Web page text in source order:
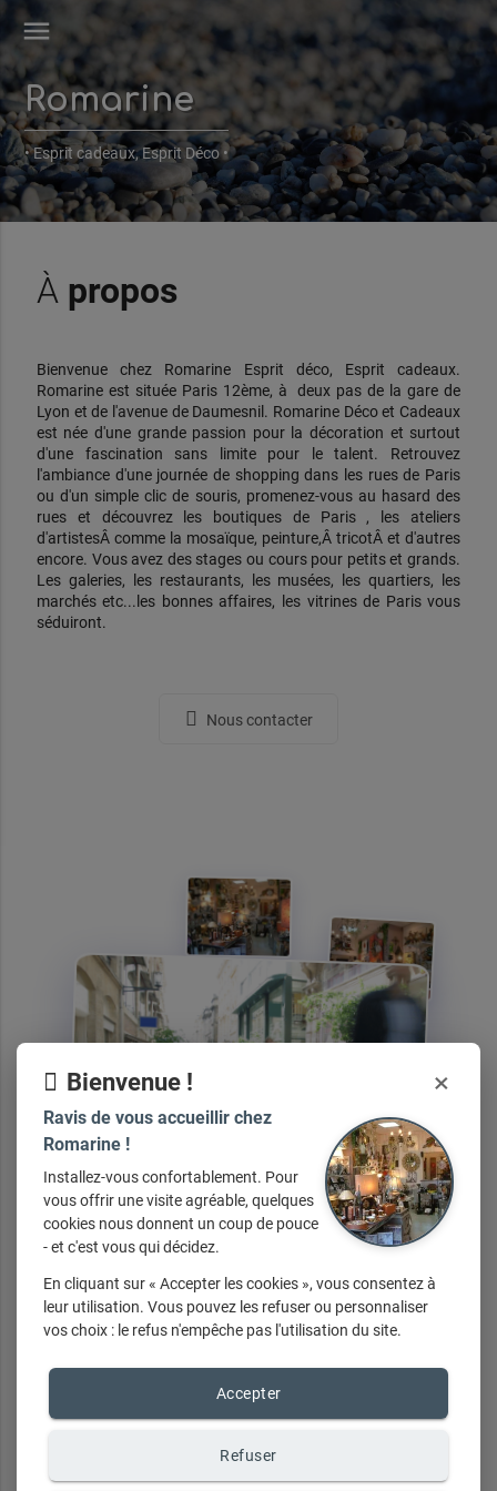
menu
Romarine
• Esprit cadeaux, Esprit Déco •
À propos
Bienvenue chez Romarine Esprit déco, Esprit cadeaux.
Romarine est située Paris 12ème, à deux pas de la gare de
Lyon et de l'avenue de Daumesnil. Romarine Déco et Cadeaux
est née d'une grande passion pour la décoration et surtout
d'une fascination sans limite pour le talent. Retrouvez
l'ambiance d'une journée de shopping dans les rues de Paris
ou d'un simple clic de souris, promenez-vous au hasard des
rues et découvrez les boutiques de Paris , les ateliers
d'artistesÂ comme la mosaïque, peinture,Â tricotÂ et d'autres
encore. Vous avez des stages ou cours pour petits et grands.
Les galeries, les restaurants, les musées, les quartiers, les
marchés etc...les bonnes affaires, les vitrines de Paris vous
séduiront.
Nous contacter
services
Bienvenue ! ×
Ravis de vous accueillir chez
Romarine !
Installez-vous confortablement. Pour
vous offrir une visite agréable, quelques
cookies nous donnent un coup de pouce
- et c'est vous qui décidez.
En cliquant sur « Accepter les cookies », vous consentez à
leur utilisation. Vous pouvez les refuser ou personnaliser
vos choix : le refus n'empêche pas l'utilisation du site.
Accepter
Refuser